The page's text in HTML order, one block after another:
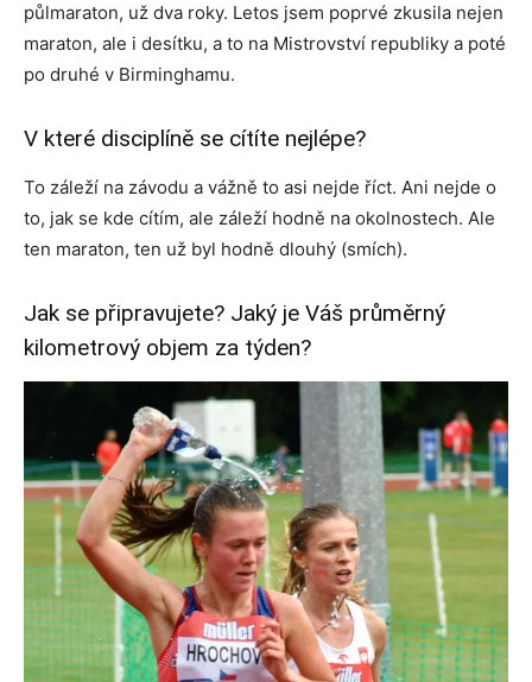
půlmaraton, už dva roky. Letos jsem poprvé zkusila nejen
maraton, ale i desítku, a to na Mistrovství republiky a poté
po druhé v Birminghamu.
V které disciplíně se cítíte nejlépe?
To záleží na závodu a vážně to asi nejde říct. Ani nejde o
to, jak se kde cítím, ale záleží hodně na okolnostech. Ale
ten maraton, ten už byl hodně dlouhý (smích).
Jak se připravujete? Jaký je Váš průměrný
kilometrový objem za týden?